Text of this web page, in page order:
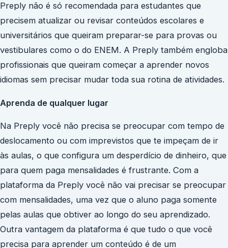
Preply não é só recomendada para estudantes que
precisem atualizar ou revisar conteúdos escolares e
universitários que queiram preparar-se para provas ou
vestibulares como o do ENEM. A Preply também engloba
profissionais que queiram começar a aprender novos
idiomas sem precisar mudar toda sua rotina de atividades.
Aprenda de qualquer lugar
Na Preply você não precisa se preocupar com tempo de
deslocamento ou com imprevistos que te impeçam de ir
às aulas, o que configura um desperdício de dinheiro, que
para quem paga mensalidades é frustrante. Com a
plataforma da Preply você não vai precisar se preocupar
com mensalidades, uma vez que o aluno paga somente
pelas aulas que obtiver ao longo do seu aprendizado.
Outra vantagem da plataforma é que tudo o que você
precisa para aprender um conteúdo é de um